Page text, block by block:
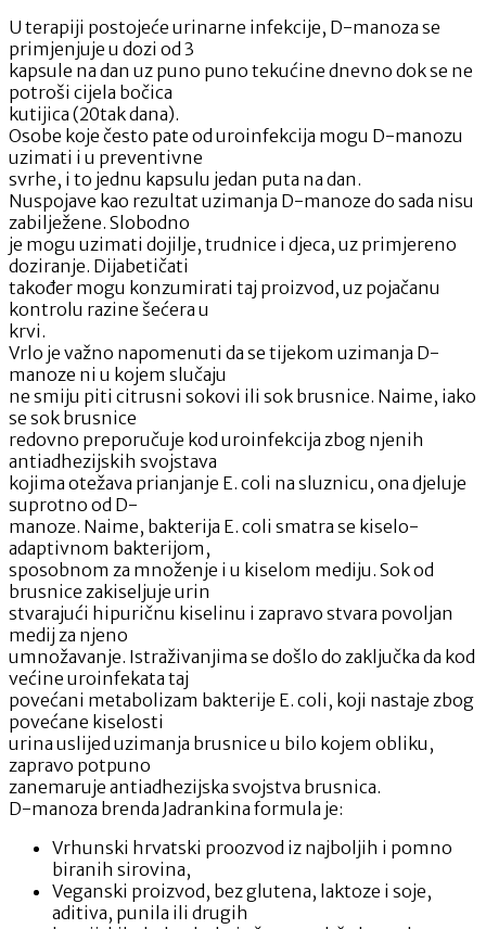
U terapiji postojeće urinarne infekcije, D-manoza se
primjenjuje u dozi od 3
kapsule na dan uz puno puno tekućine dnevno dok se ne
potroši cijela bočica
kutijica (20tak dana).
Osobe koje često pate od uroinfekcija mogu D-manozu
uzimati i u preventivne
svrhe, i to jednu kapsulu jedan puta na dan.
Nuspojave kao rezultat uzimanja D-manoze do sada nisu
zabilježene. Slobodno
je mogu uzimati dojilje, trudnice i djeca, uz primjereno
doziranje. Dijabetičati
također mogu konzumirati taj proizvod, uz pojačanu
kontrolu razine šećera u
krvi.
Vrlo je važno napomenuti da se tijekom uzimanja D-
manoze ni u kojem slučaju
ne smiju piti citrusni sokovi ili sok brusnice. Naime, iako
se sok brusnice
redovno preporučuje kod uroinfekcija zbog njenih
antiadhezijskih svojstava
kojima otežava prianjanje E. coli na sluznicu, ona djeluje
suprotno od D-
manoze. Naime, bakterija E. coli smatra se kiselo-
adaptivnom bakterijom,
sposobnom za množenje i u kiselom mediju. Sok od
brusnice zakiseljuje urin
stvarajući hipuričnu kiselinu i zapravo stvara povoljan
medij za njeno
umnožavanje. Istraživanjima se došlo do zaključka da kod
većine uroinfekata taj
povećani metabolizam bakterije E. coli, koji nastaje zbog
povećane kiselosti
urina uslijed uzimanja brusnice u bilo kojem obliku,
zapravo potpuno
zanemaruje antiadhezijska svojstva brusnica.
D-manoza brenda Jadrankina formula je:
Vrhunski hrvatski proozvod iz najboljih i pomno
biranih sirovina,
Veganski proizvod, bez glutena, laktoze i soje,
aditiva, punila ili drugih